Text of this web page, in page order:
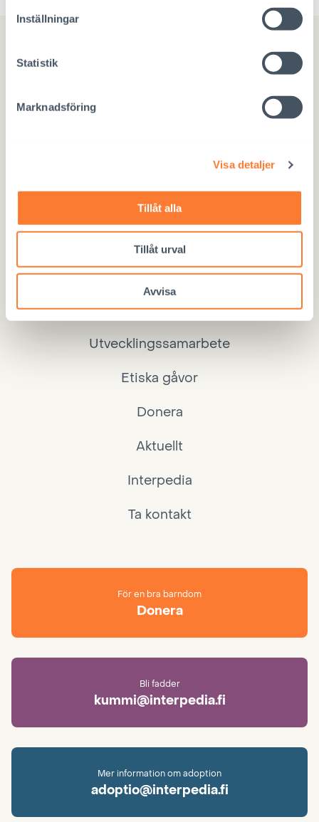
Inställningar
Statistik
Marknadsföring
Visa detaljer
Tillåt alla
Tillåt urval
Avvisa
Magistratsporten 4 A
00240 Helsingfors
Kontor
040 860 9264, må–to 10–15, fre 10–12
Internationell adoption
Utvecklingssamarbete
Etiska gåvor
Donera
Aktuellt
Interpedia
Ta kontakt
För en bra barndom
Donera
Bli fadder
kummi@interpedia.fi
Mer information om adoption
adoptio@interpedia.fi